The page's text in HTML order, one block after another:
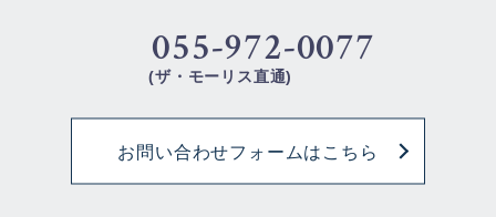
055-972-0077
(ザ・モーリス直通)
お問い合わせフォームはこちら